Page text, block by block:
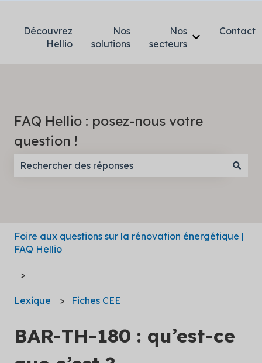
Découvrez
Hellio
Nos
solutions
Nos
secteurs
Afficher le
Contact
FAQ Hellio : posez-nous votre
question !
Foire aux questions sur la rénovation énergétique |
FAQ Hellio
Lexique Fiches CEE
BAR-TH-180 : qu’est-ce